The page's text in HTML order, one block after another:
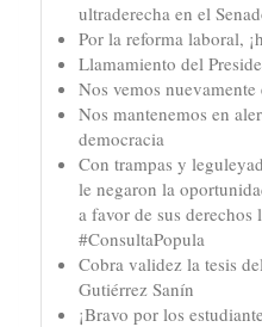
ultraderecha en el
Por la reforma laboral,
Llamamiento del
Nos vemos nuevamente
Nos mantenemos en
democracia
Con trampas y
le negaron la
a favor de sus derechos
#ConsultaPopula
Cobra validez la tesis
Gutiérrez Sanín
¡Bravo por los